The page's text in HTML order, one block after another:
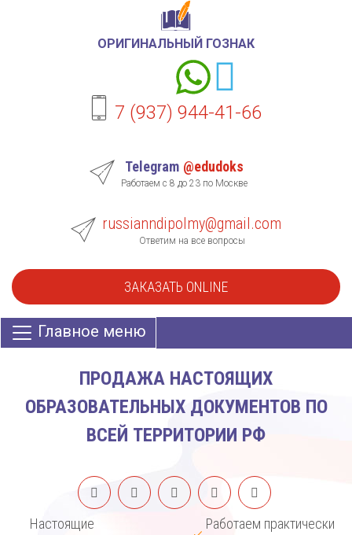
ОРИГИНАЛЬНЫЙ ГОЗНАК
7 (937) 944-41-66
Telegram @edudoks
Работаем с 8 до 23 по Москве
russianndipolmy@gmail.com
Ответим на все вопросы
ЗАКАЗАТЬ ONLINE
Главное меню
ПРОДАЖА НАСТОЯЩИХ
ОБРАЗОВАТЕЛЬНЫХ ДОКУМЕНТОВ ПО
ВСЕЙ ТЕРРИТОРИИ РФ
Настоящие
Работаем практически